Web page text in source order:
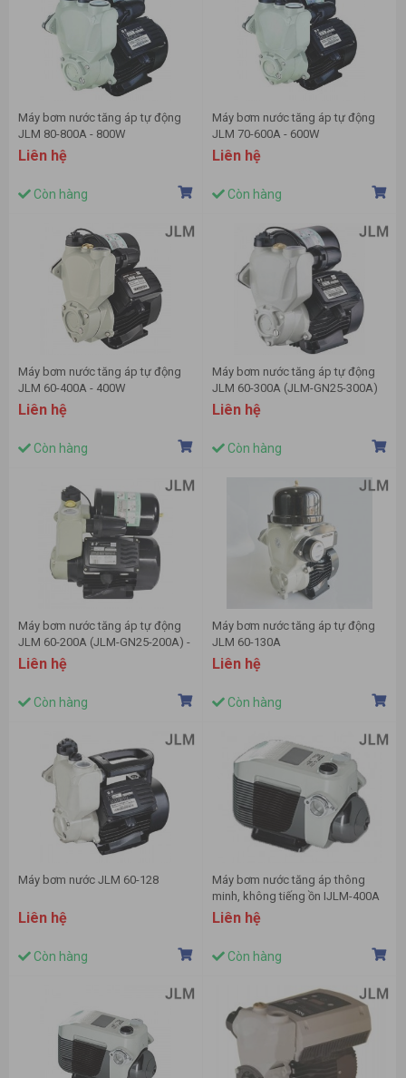
Máy bơm nước tăng áp tự động
JLM 80-800A - 800W
Liên hệ
Còn hàng
Máy bơm nước tăng áp tự động
JLM 70-600A - 600W
Liên hệ
Còn hàng
Máy bơm nước tăng áp tự động
JLM 60-400A - 400W
Liên hệ
Còn hàng
Máy bơm nước tăng áp tự động
JLM 60-300A (JLM-GN25-300A)
Liên hệ
Còn hàng
Máy bơm nước tăng áp tự động
JLM 60-200A (JLM-GN25-200A) -
200W
Liên hệ
Còn hàng
Máy bơm nước tăng áp tự động
JLM 60-130A
Liên hệ
Còn hàng
Máy bơm nước JLM 60-128
Liên hệ
Còn hàng
Máy bơm nước tăng áp thông
minh, không tiếng ồn IJLM-400A
Liên hệ
Còn hàng